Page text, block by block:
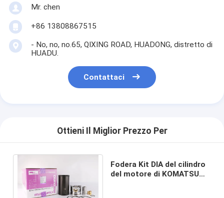
Mr. chen
+86 13808867515
- No, no, no.65, QIXING ROAD, HUADONG, distretto di
HUADU.
Contattaci
Ottieni Il Miglior Prezzo Per
Fodera Kit DIA del cilindro
del motore di KOMATSU